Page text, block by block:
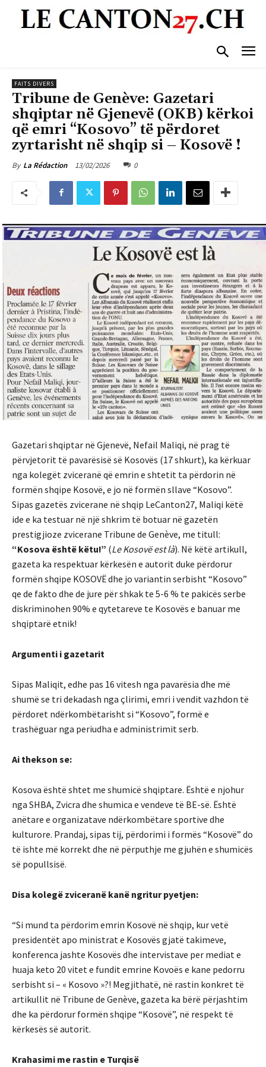
FAITS DIVERS
Tribune de Genève: Gazetari
shqiptar në Gjenevë (OKB) kërkoi
që emri “Kosovo” të përdoret
zyrtarisht në shqip si – Kosovë !
By La Rédaction 13/02/2026 0
Gazetari shqiptar në Gjenevë, Nefail Maliqi, në prag të
përvjetorit të pavarësisë së Kosovës (17 shkurt), ka kërkuar
nga kolegët zviceranë që emrin e shtetit ta përdorin në
formën shqipe Kosovë, e jo në formën sllave “Kosovo”.
Sipas gazetës zvicerane në shqip LeCanton27, Maliqi këtë
ide e ka testuar në një shkrim të botuar në gazetën
prestigjioze zvicerane Tribune de Genève, me titull:
“Kosova është këtu!” (Le Kosovë est là). Në këtë artikull,
gazeta ka respektuar kërkesën e autorit duke përdorur
formën shqipe KOSOVË dhe jo variantin serbisht “Kosovo”
qe de fakto dhe de jure për shkak te 5-6 % te pakicës serbe
diskriminohen 90% e qytetareve te Kosovës e banuar me
shqiptarë etnik!
Argumenti i gazetarit
Sipas Maliqit, edhe pas 16 vitesh nga pavarësia dhe më
shumë se tri dekadash nga çlirimi, emri i vendit vazhdon të
përdoret ndërkombëtarisht si “Kosovo”, formë e
trashëguar nga periudha e administrimit serb.
Ai thekson se:
Kosova është shtet me shumicë shqiptare. Është e njohur
nga SHBA, Zvicra dhe shumica e vendeve të BE-së. Është
anëtare e organizatave ndërkombëtare sportive dhe
kulturore. Prandaj, sipas tij, përdorimi i formës “Kosovë” do
të ishte më korrekt dhe në përputhje me gjuhën e shumicës
së popullsisë.
Disa kolegë zviceranë kanë ngritur pyetjen:
“Si mund ta përdorim emrin Kosovë në shqip, kur vetë
presidentët apo ministrat e Kosovës gjatë takimeve,
konferenca jashte Kosovës dhe intervistave per mediat e
huaja keto 20 vitet e fundit emrine Kovoës e kane pedorru
serbisht si – « Kosovo »?! Megjithatë, në rastin konkret të
artikullit në Tribune de Genève, gazeta ka bërë përjashtim
dhe ka përdorur formën shqipe “Kosovë”, në respekt të
kërkesës së autorit.
Krahasimi me rastin e Turqisë